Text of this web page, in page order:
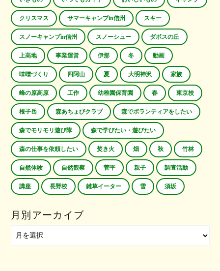
クリスマス サマーキャンプin信州 スキー
スノーキャンプin信州 スノーシュー ダボスの丘
上高地 事業運営 伊那 冬 動画
味噌づくり 四阿山 夏 大明神沢 家族
峰の原高原 工作 幼稚園保育園 春 東京校
根子岳 森あちょびクラブ 森でボランティアをしたい
森でモリモリ遊び隊 森で学びたい・遊びたい
森の仕事を依頼したい 焚き火 畑 秋 竹林
自然体験 自然観察 菅平 親子 調査活動
講座 長野校 雑草イーター 雪 須坂
月別アーカイブ